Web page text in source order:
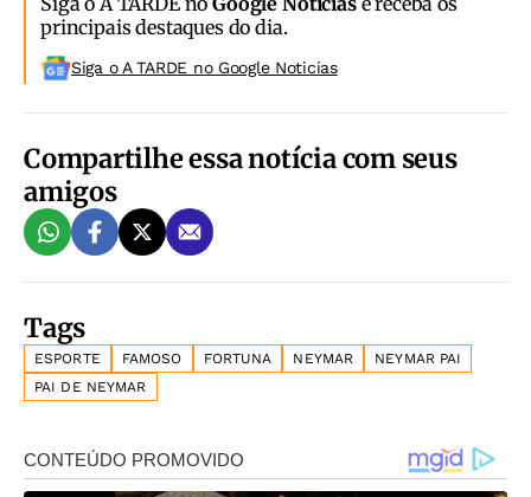
principais destaques do dia.
Siga o A TARDE no Google Noticias
Compartilhe essa notícia com seus
amigos
Tags
ESPORTE FAMOSO FORTUNA NEYMAR
NEYMAR PAI
PAI DE NEYMAR